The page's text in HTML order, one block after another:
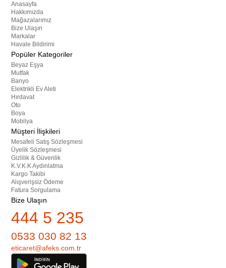
Anasayfa
Hakkımızda
Mağazalarımız
Bize Ulaşın
Markalar
Havale Bildirimi
Popüler Kategoriler
Beyaz Eşya
Mutfak
Banyo
Elektrikli Ev Aleti
Hırdavat
Oto
Boya
Mobilya
Müşteri İlişkileri
Mesafeli Satış Sözleşmesi
Üyelik Sözleşmesi
Gizlilik & Güvenlik
K.V.K.K Aydınlatma
Kargo Takibi
Alışverişsiz Ödeme
Fatura Sorgulama
Bize Ulaşın
444 5 235
0533 030 82 13
eticaret@afeks.com.tr